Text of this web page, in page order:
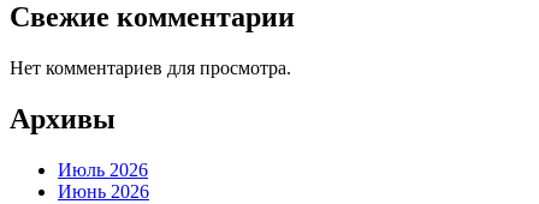
Свежие комментарии
Нет комментариев для просмотра.
Архивы
Июль 2026
Июнь 2026